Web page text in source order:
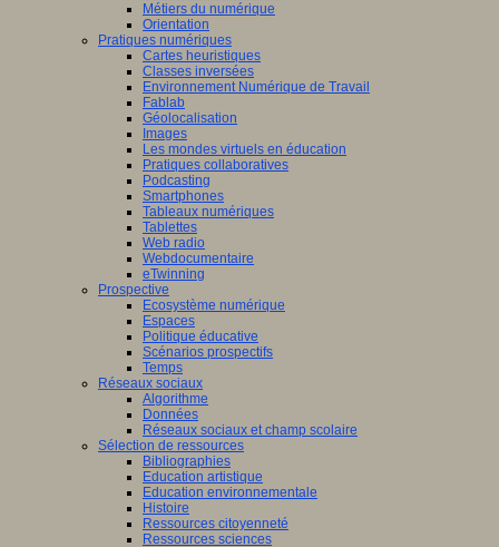
Métiers du numérique
Orientation
Pratiques numériques
Cartes heuristiques
Classes inversées
Environnement Numérique de Travail
Fablab
Géolocalisation
Images
Les mondes virtuels en éducation
Pratiques collaboratives
Podcasting
Smartphones
Tableaux numériques
Tablettes
Web radio
Webdocumentaire
eTwinning
Prospective
Ecosystème numérique
Espaces
Politique éducative
Scénarios prospectifs
Temps
Réseaux sociaux
Algorithme
Données
Réseaux sociaux et champ scolaire
Sélection de ressources
Bibliographies
Education artistique
Education environnementale
Histoire
Ressources citoyenneté
Ressources sciences